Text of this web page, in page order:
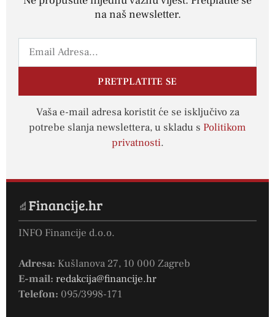
na naš newsletter.
PRETPLATITE SE
Vaša e-mail adresa koristit će se isključivo za
potrebe slanja newslettera, u skladu s Politikom
privatnosti.
INFO Financije d.o.o.
Adresa: Kušlanova 27, 10 000 Zagreb
E-mail: redakcija@financije.hr
Telefon: 095/3998-171